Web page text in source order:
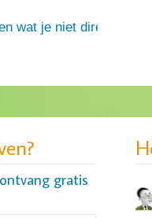
wat je niet direct ziet
gratis